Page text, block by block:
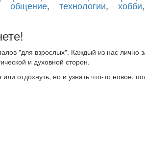
общение, технологии, хобби
"для взрослых". Каждый из нас
и духовной сторон.
отдохнуть, но и узнать что-то новое,